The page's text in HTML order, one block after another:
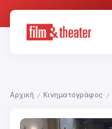
Αρχική / Κινηματογράφος /